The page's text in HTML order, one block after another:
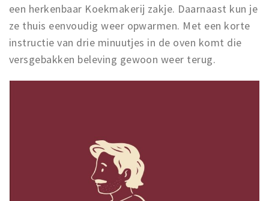
een herkenbaar Koekmakerij zakje. Daarnaast kun je
ze thuis eenvoudig weer opwarmen. Met een korte
instructie van drie minuutjes in de oven komt die
versgebakken beleving gewoon weer terug.